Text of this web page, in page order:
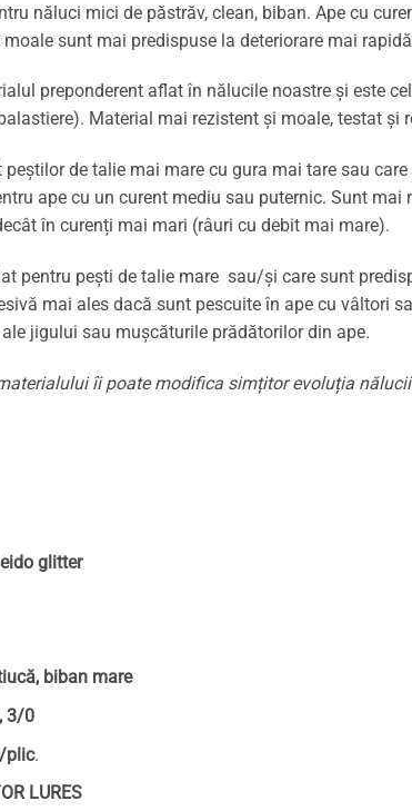
năluci mici de păstrăv, clean, biban. Ape cu
sunt mai predispuse la deteriorare mai
preponderent aflat în nălucile noastre și este
Material mai rezistent și moale, testat și
peștilor de talie mai mare cu gura mai tare sau
ape cu un curent mediu sau puternic. Sunt
în curenți mai mari (râuri cu debit mai mare).
pentru pești de talie mare sau/și care sunt
mai ales dacă sunt pescuite în ape cu vâltori
jigului sau mușcăturile prădătorilor din ape.
îi poate modifica simțitor evoluția
glitter
biban mare
3/0
plic.
LURES